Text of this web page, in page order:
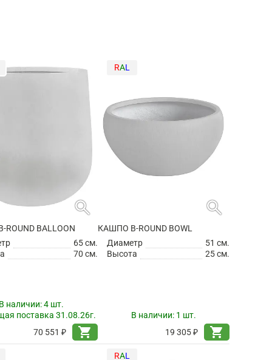
search
BALLOON
65 см.
70 см.
наличии:4 шт.
поставка 31.08.26г.
70 551 ₽
shopping_cart
search
RAL
КАШПО B-ROUND BOWL
Диаметр
51 см.
Высота
25 см.
В наличии: 1 шт.
19 305 ₽
shopping_cart
RAL